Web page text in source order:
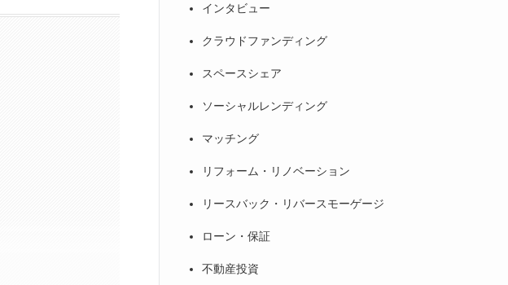
インタビュー
クラウドファンディング
スペースシェア
ソーシャルレンディング
マッチング
リフォーム・リノベーション
リースバック・リバースモーゲージ
ローン・保証
不動産投資